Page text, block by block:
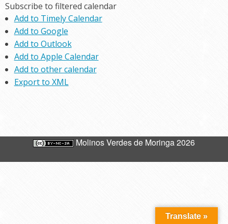
Subscribe to filtered calendar
Add to Timely Calendar
Add to Google
Add to Outlook
Add to Apple Calendar
Add to other calendar
Export to XML
Molinos Verdes de Moringa 2026
Translate »